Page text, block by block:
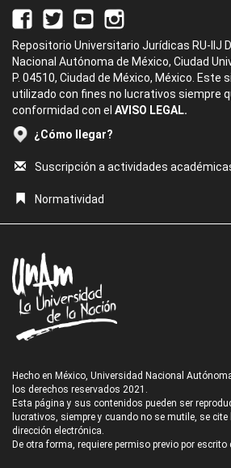
Repositorio Universitario Jurídicas RU-IIJ
Nacional Autónoma de México, Ciudad
P. 04510, Ciudad de México, México. Este
utilizado con fines no lucrativos siempre
conformidad con el AVISO LEGAL.
¿Cómo llegar?
Suscripción a actividades
Normatividad
Hecho en México, Universidad Nacional
los derechos reservados 2021.
Esta página y sus contenidos pueden ser
lucrativos, siempre y cuando no se mutile, se
dirección electrónica.
De otra forma, requiere permiso previo por